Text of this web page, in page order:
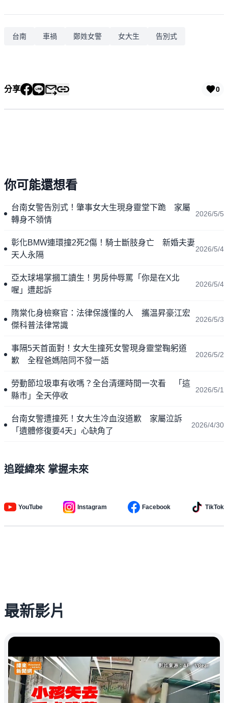
台南 車禍 鄭姓女警 女大生 告別式
分享 0
你可能還想看
台南女警告別式！肇事女大生現身靈堂下跪 家屬
轉身不領情
2026/5/5
彰化BMW連環撞2死2傷！騎士斷肢身亡 新婚夫妻
天人永隔
2026/5/4
亞太球場掌摑工讀生！男房仲辱罵「你是在X北
喔」遭起訴
2026/5/4
隋棠化身檢察官：法律保護懂的人 攜温昇豪江宏
傑科普法律常識
2026/5/3
事隔5天首面對！女大生撞死女警現身靈堂鞠躬道
歉 全程爸媽陪同不發一語
2026/5/2
勞動節垃圾車有收嗎？全台清運時間一次看 「這
縣市」全天停收
2026/5/1
台南女警遭撞死！女大生冷血沒道歉 家屬泣訴
「遺體修復要4天」心缺角了
2026/4/30
追蹤緯來 掌握未來
YouTube Instagram Facebook TikTok
最新影片